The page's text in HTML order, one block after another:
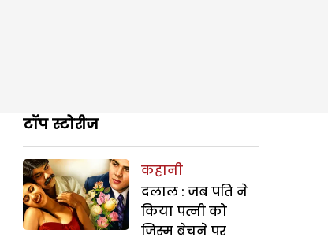
टॉप स्टोरीज
कहानी
दलाल : जब पति ने
किया पत्नी को
जिस्म बेचने पर